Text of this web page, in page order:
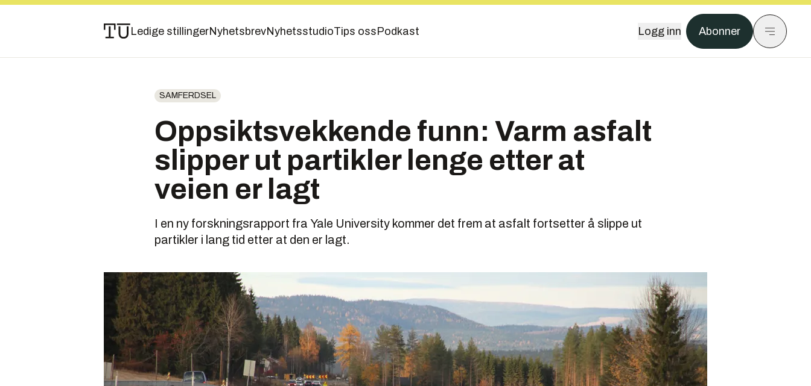
Ledige stillingerNyhetsbrevNyhetsstudioTips oss Podkast Logg inn Abonner
SAMFERDSEL
Oppsiktsvekkende funn: Varm asfalt
slipper ut partikler lenge etter at
veien er lagt
I en ny forskningsrapport fra Yale University kommer det frem at asfalt fortsetter å slippe ut
partikler i lang tid etter at den er lagt.